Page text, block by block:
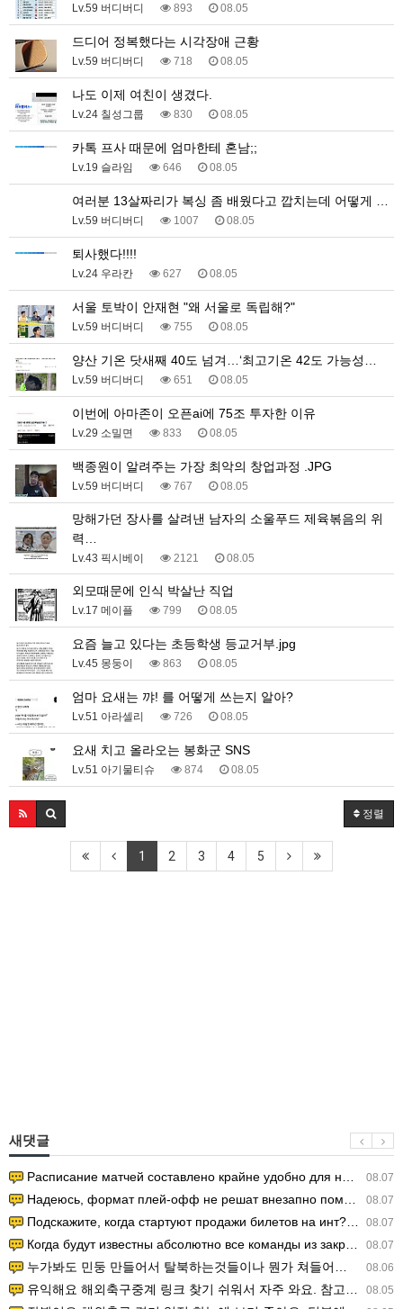
Lv.59 버디버디 893 08.05
드디어 정복했다는 시각장애 근황
Lv.59 버디버디 718 08.05
나도 이제 여친이 생겼다.
Lv.24 칠성그룹 830 08.05
카톡 프사 때문에 엄마한테 혼남;;
Lv.19 슬라임 646 08.05
여러분 13살짜리가 복싱 좀 배웠다고 깝치는데 어떻게 …
Lv.59 버디버디 1007 08.05
퇴사했다!!!!
Lv.24 우라칸 627 08.05
서울 토박이 안재현 "왜 서울로 독립해?"
Lv.59 버디버디 755 08.05
양산 기온 닷새째 40도 넘겨…‘최고기온 42도 가능성…
Lv.59 버디버디 651 08.05
이번에 아마존이 오픈ai에 75조 투자한 이유
Lv.29 소밀면 833 08.05
백종원이 알려주는 가장 최악의 창업과정 .JPG
Lv.59 버디버디 767 08.05
망해가던 장사를 살려낸 남자의 소울푸드 제육볶음의 위
력…
Lv.43 픽시베이 2121 08.05
외모때문에 인식 박살난 직업
Lv.17 메이플 799 08.05
요즘 늘고 있다는 초등학생 등교거부.jpg
Lv.45 몽둥이 863 08.05
엄마 요새는 꺄! 를 어떻게 쓰는지 알아?
Lv.51 아라셀리 726 08.05
요새 치고 올라오는 봉화군 SNS
Lv.51 아기물티슈 874 08.05
정렬
1 2 3 4 5
새댓글
08.07
Расписание матчей составлено крайне удобно для нашего часово…
08.07
Надеюсь, формат плей-офф не решат внезапно поменять. https:/…
08.07
Подскажите, когда стартуют продажи билетов на инт? https://g…
08.07
Когда будут известны абсолютно все команды из закрытых квали…
08.06
누가봐도 민둥 만들어서 탈북하는것들이나 뭔가 쳐들어오는 낌새를 미리 알아차리기 위함이지 저걸 전쟁준비라고 하…
08.05
유익해요 해외축구중계 링크 찾기 쉬워서 자주 와요. 참고로 무료스포츠중계 정보 확인할 때 출처 꼭 체크해요.…